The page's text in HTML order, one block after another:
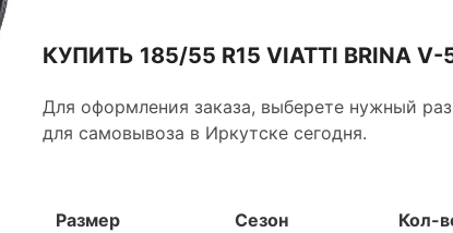
относительно направления движения для
снега из пятна контакта. Кроме того, такое
КУПИТЬ 185/55 R15 VIATTI BRINA V-
Для оформления заказа, выберете нужный
для самовывоза в Иркутске сегодня.
Размер Сезон Кол-